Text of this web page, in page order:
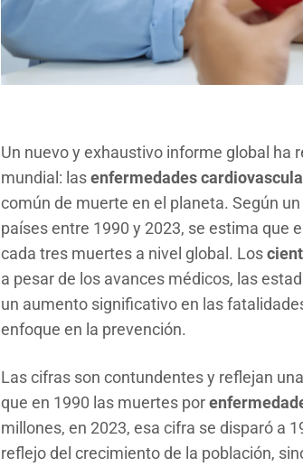
Un nuevo y exhaustivo informe global ha
mundial: lasenfermedades
común de muerte en el planeta. Según
países entre 1990 y 2023, se estima que
cada tres muertes a nivel global. Los
a pesar de los avances médicos, las
un aumento significativo en las
enfoque en la prevención.
Las cifras son contundentes y reflejan una
que en 1990 las muertes por
millones, en 2023, esa cifra se disparó a
reflejo del crecimiento de la población,